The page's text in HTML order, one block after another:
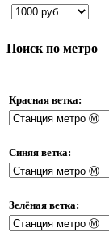
Поиск по метро
Красная ветка:
Синяя ветка:
Зелёная ветка: